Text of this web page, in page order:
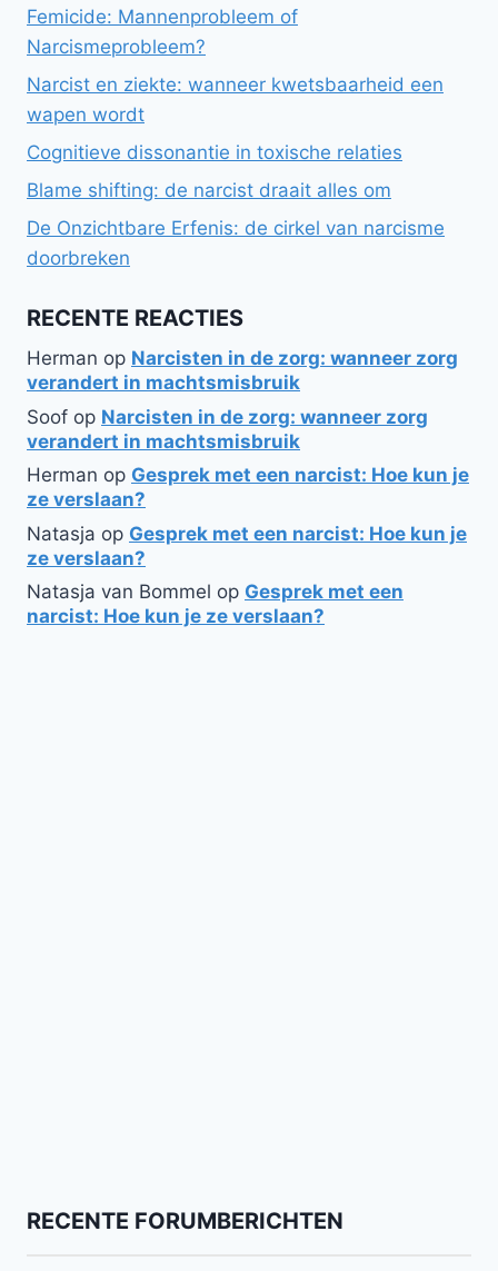
Femicide: Mannenprobleem of
Narcismeprobleem?
Narcist en ziekte: wanneer kwetsbaarheid een
wapen wordt
Cognitieve dissonantie in toxische relaties
Blame shifting: de narcist draait alles om
De Onzichtbare Erfenis: de cirkel van narcisme
doorbreken
RECENTE REACTIES
Herman op Narcisten in de zorg: wanneer zorg
verandert in machtsmisbruik
Soof op Narcisten in de zorg: wanneer zorg
verandert in machtsmisbruik
Herman op Gesprek met een narcist: Hoe kun je
ze verslaan?
Natasja op Gesprek met een narcist: Hoe kun je
ze verslaan?
Natasja van Bommel op Gesprek met een
narcist: Hoe kun je ze verslaan?
RECENTE FORUMBERICHTEN